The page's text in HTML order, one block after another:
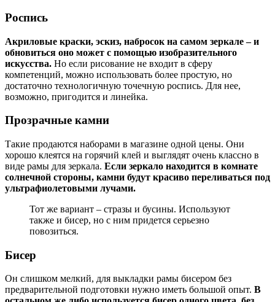
Роспись
Акриловые краски, эскиз, набросок на самом зеркале – и
обновиться оно может с помощью изобразительного
искусства. Но если рисование не входит в сферу
компетенций, можно использовать более простую, но
достаточно технологичную точечную роспись. Для нее,
возможно, пригодится и линейка.
Прозрачные камни
Такие продаются наборами в магазине одной цены. Они
хорошо клеятся на горячий клей и выглядят очень классно в
виде рамы для зеркала. Если зеркало находится в комнате
солнечной стороны, камни будут красиво переливаться под
ультрафиолетовыми лучами.
Тот же вариант – стразы и бусины. Используют
также и бисер, но с ним придется серьезно
повозиться.
Бисер
Он слишком мелкий, для выкладки рамы бисером без
предварительной подготовки нужно иметь большой опыт. В